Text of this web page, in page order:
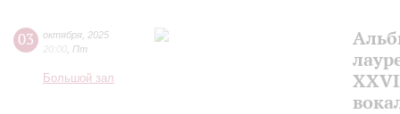
03 октября 2025
20:00 Пт
Большой зал